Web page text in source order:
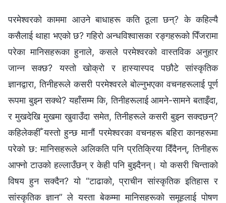
परमेश्‍वरको काममा आउने बाधाहरू कति ठूला छन्? के कहिल्यै
कसैलाई थाहा भएको छ? गहिरो अन्धविश्‍वासका रङ्गहरूको पिँजरामा
परेका मानिसहरूका हुनाले, कसले परमेश्‍वरको वास्तविक अनुहार
जान्न सक्छ? यस्तो खोक्रो र हास्यास्पद पछौटे सांस्कृतिक
ज्ञानद्वारा, तिनीहरूले कसरी परमेश्‍वरले बोल्नुभएका वचनहरूलाई पूर्ण
रूपमा बुझ्न सक्थे? यहाँसम्म कि, तिनीहरूलाई आमने-सामने बताइँदा,
र मुखदेखि मुखमा खुवाउँदा समेत, तिनीहरूले कसरी बुझ्न सक्दछन्?
कहिलेकहीँ यस्तो हुन्छ मानौं परमेश्‍वरका वचनहरू बहिरा कानहरूमा
परेको छ: मानिसहरूले अलिकति पनि प्रतिक्रिया दिँदैनन्, तिनीहरू
आफ्नो टाउको हल्लाउँछन् र केही पनि बुझ्दैनन्। यो कसरी चिन्ताको
विषय हुन सक्दैन? यो “टाढाको, प्राचीन सांस्कृतिक इतिहास र
सांस्कृतिक ज्ञान” ले यस्ता बेकम्मा मानिसहरूको समूहलाई पोषण